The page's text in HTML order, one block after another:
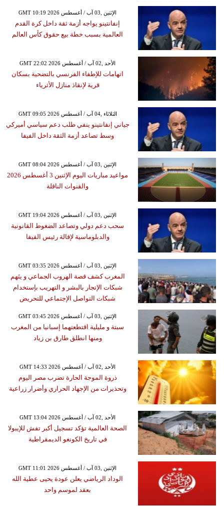
GMT 10:19 2026 الإثنين ,03 آب / أغسطس
إنفانتينو يواجه أزمة ثقة داخل كرة القدم
العالمية بسبب خطة بيع حقوق كأس العالم
GMT 22:02 2026 الأحد ,02 آب / أغسطس
اتهامات للإطفاء الفرنسي بالتضحية بسكان
قرية لإنقاذ منازل الأثرياء
GMT 09:05 2026 الثلاثاء ,04 آب / أغسطس
جياني إنفانتينو ينفي طلب دعم سياسي أميركي
وسط تصاعد أزمة الثقة داخل الفيفا
GMT 08:04 2026 الإثنين ,03 آب / أغسطس
مواعيد مباريات اليوم الإثنين 3 أغسطس 2026
والقنوات الناقلة
GMT 19:04 2026 الإثنين ,03 آب / أغسطس
سحب دعم دولي وتصاعد الضغوط القانونية
والدبلوماسية لإقالة رئيس الفيفا
GMT 03:35 2026 الإثنين ,03 آب / أغسطس
المغرب كشف قصة الهروب الجماعي و يتَهم
شبكات الإتجار بالبشر و التهريب بإستخدام
شبكات التواصل الإجتماعي للتحريض
GMT 03:45 2026 الإثنين ,03 آب / أغسطس
سبتة و مليلية اقتطعتهما إسبانيا من المغرب
ومنها انطلق طارق بن زياد
GMT 14:33 2026 الأحد ,02 آب / أغسطس
ذروة الموجة الحارة تضرب مصر اليوم
وتحذيرات من الإجهاد الحراري وأضرار زراعية
GMT 13:04 2026 الأحد ,02 آب / أغسطس
الصحة العالمية تؤكد تسجيل أكبر تفش للإيبولا
في تاريخ الكونغو الديمقراطية
GMT 11:01 2026 الإثنين ,03 آب / أغسطس
الوداد الرياضي يعلن عودة يحيى عطية الله
بعقد لموسم واحد